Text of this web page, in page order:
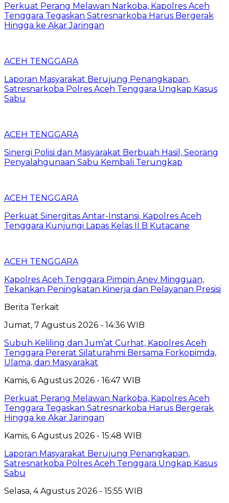
Perkuat Perang Melawan Narkoba, Kapolres Aceh
Tenggara Tegaskan Satresnarkoba Harus Bergerak
Hingga ke Akar Jaringan
ACEH TENGGARA
Laporan Masyarakat Berujung Penangkapan,
Satresnarkoba Polres Aceh Tenggara Ungkap Kasus
Sabu
ACEH TENGGARA
Sinergi Polisi dan Masyarakat Berbuah Hasil, Seorang
Penyalahgunaan Sabu Kembali Terungkap
ACEH TENGGARA
Perkuat Sinergitas Antar-Instansi, Kapolres Aceh
Tenggara Kunjungi Lapas Kelas II B Kutacane
ACEH TENGGARA
Kapolres Aceh Tenggara Pimpin Anev Mingguan,
Tekankan Peningkatan Kinerja dan Pelayanan Presisi
Berita Terkait
Jumat, 7 Agustus 2026 - 14:36 WIB
Subuh Keliling dan Jum’at Curhat, Kapolres Aceh
Tenggara Pererat Silaturahmi Bersama Forkopimda,
Ulama, dan Masyarakat
Kamis, 6 Agustus 2026 - 16:47 WIB
Perkuat Perang Melawan Narkoba, Kapolres Aceh
Tenggara Tegaskan Satresnarkoba Harus Bergerak
Hingga ke Akar Jaringan
Kamis, 6 Agustus 2026 - 15:48 WIB
Laporan Masyarakat Berujung Penangkapan,
Satresnarkoba Polres Aceh Tenggara Ungkap Kasus
Sabu
Selasa, 4 Agustus 2026 - 15:55 WIB